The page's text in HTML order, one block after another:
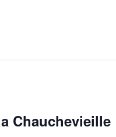
Chauchevieille